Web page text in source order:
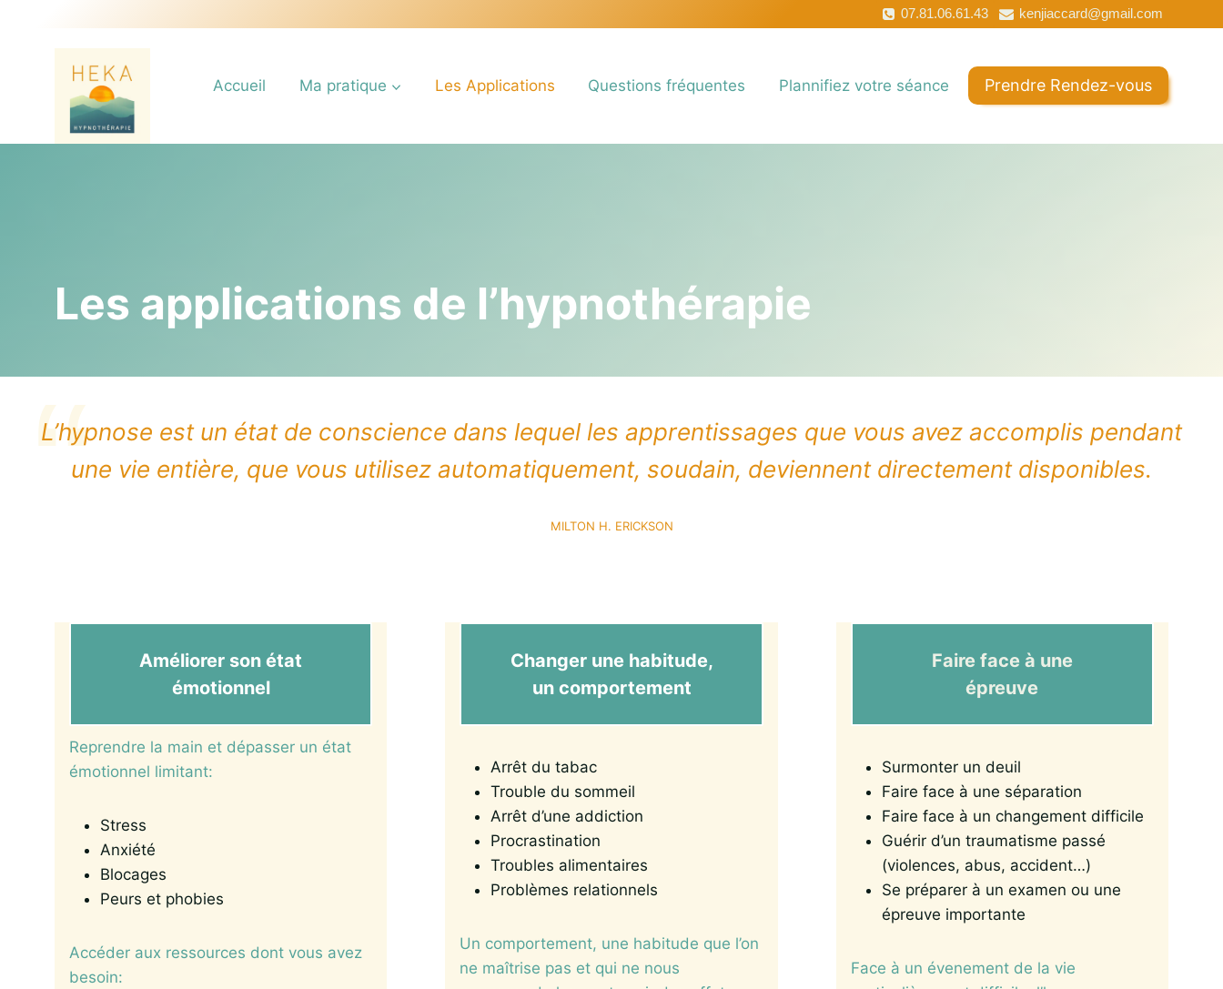
07.81.06.61.43 kenjiaccard@gmail.com
Accueil Ma pratique Les Applications Questions fréquentes Plannifiez votre séance Prendre Rendez-vous
Les applications de l’hypnothérapie
L’hypnose est un état de conscience dans lequel les apprentissages que vous avez accomplis pendant
une vie entière, que vous utilisez automatiquement, soudain, deviennent directement disponibles.
MILTON H. ERICKSON
Améliorer son état
émotionnel
Reprendre la main et dépasser un état
émotionnel limitant:
Stress
Anxiété
Blocages
Peurs et phobies
Accéder aux ressources dont vous avez
besoin:
Changer une habitude,
un comportement
Arrêt du tabac
Trouble du sommeil
Arrêt d’une addiction
Procrastination
Troubles alimentaires
Problèmes relationnels
Un comportement, une habitude que l’on
ne maîtrise pas et qui ne nous
Faire face à une
épreuve
Surmonter un deuil
Faire face à une séparation
Faire face à un changement difficile
Guérir d’un traumatisme passé
(violences, abus, accident…)
Se préparer à un examen ou une
épreuve importante
Face à un évenement de la vie